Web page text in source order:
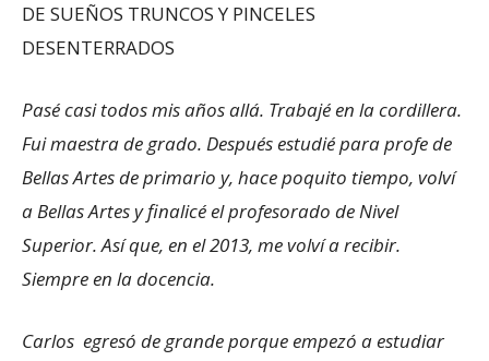
DE SUEÑOS TRUNCOS Y PINCELES
DESENTERRADOS
Pasé casi todos mis años allá. Trabajé en la cordillera.
Fui maestra de grado. Después estudié para profe de
Bellas Artes de primario y, hace poquito tiempo, volví
a Bellas Artes y finalicé el profesorado de Nivel
Superior. Así que, en el 2013, me volví a recibir.
Siempre en la docencia.
Carlos egresó de grande porque empezó a estudiar